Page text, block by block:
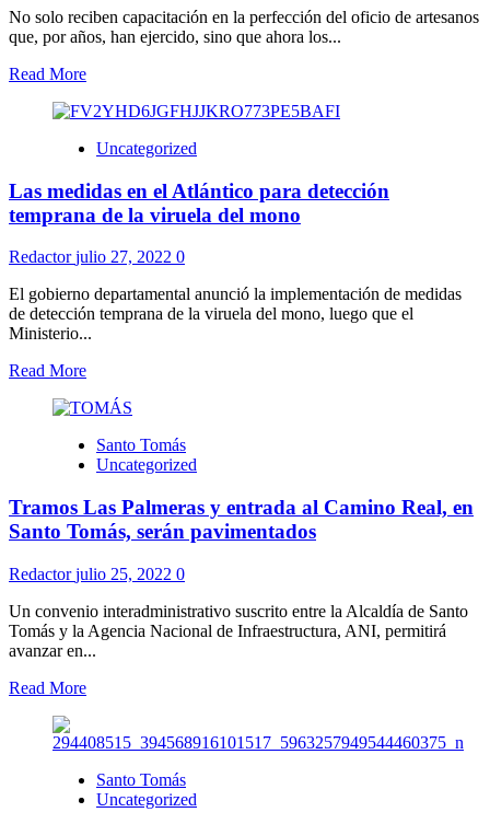
No solo reciben capacitación en la perfección del oficio de artesanos
que, por años, han ejercido, sino que ahora los...
Read More
Uncategorized
Las medidas en el Atlántico para detección
temprana de la viruela del mono
Redactorjulio 27, 2022 0
El gobierno departamental anunció la implementación de medidas
de detección temprana de la viruela del mono, luego que el
Ministerio...
Read More
Santo Tomás
Uncategorized
Tramos Las Palmeras y entrada al Camino Real, en
Santo Tomás, serán pavimentados
Redactorjulio 25, 2022 0
Un convenio interadministrativo suscrito entre la Alcaldía de Santo
Tomás y la Agencia Nacional de Infraestructura, ANI, permitirá
avanzar en...
Read More
Santo Tomás
Uncategorized